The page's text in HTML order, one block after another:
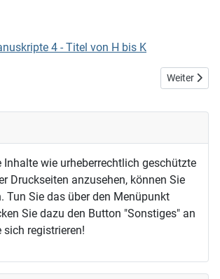
4 - Titel von H bis K
Hört das Lied der finstern Nacht Nächster
Weiter
Inhalte wie urheberrechtlich geschützte
Druckseiten anzusehen, können Sie
Tun Sie das über den Menüpunkt
Sie dazu den Button "Sonstiges" an
sich registrieren!